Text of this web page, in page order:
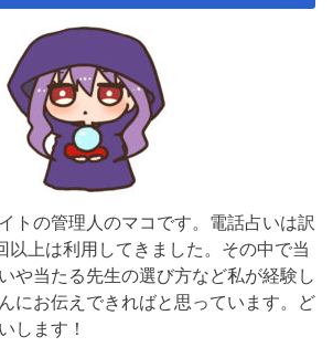
トの管理人のマコです。電話占いは訳
以上は利用してきました。その中で当
や当たる先生の選び方など私が経験し
にお伝えできればと思っています。ど
します！